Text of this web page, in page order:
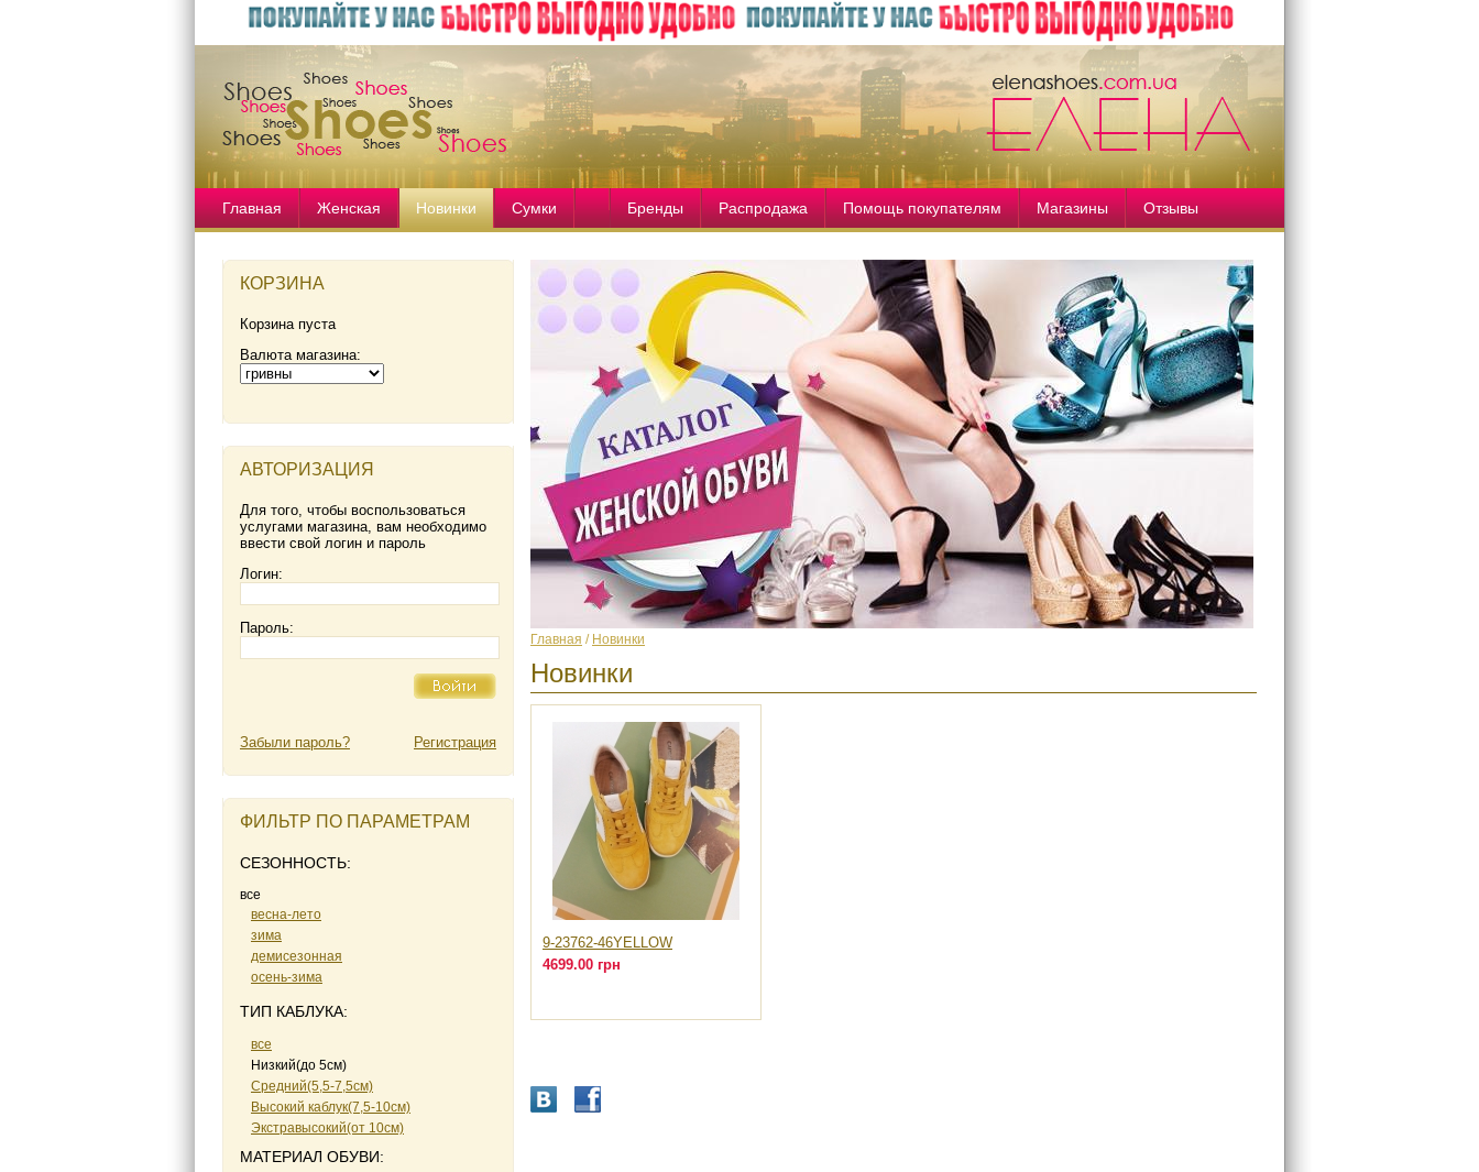
Главная Женская Новинки Сумки Бренды Распродажа Помощь покупателям Магазины Отзывы
КОРЗИНА
Корзина пуста
Валюта магазина:
АВТОРИЗАЦИЯ
Для того, чтобы воспользоваться
услугами магазина, вам необходимо
ввести свой логин и пароль
Логин:
Пароль:
Забыли пароль? Регистрация
ФИЛЬТР ПО ПАРАМЕТРАМ
СЕЗОННОСТЬ:
все
весна-лето
зима
демисезонная
осень-зима
ТИП КАБЛУКА:
все
Низкий(до 5см)
Средний(5,5-7,5см)
Высокий каблук(7,5-10см)
Экстравысокий(от 10см)
МАТЕРИАЛ ОБУВИ:
Главная / Новинки
Новинки
9-23762-46YELLOW
4699.00 грн